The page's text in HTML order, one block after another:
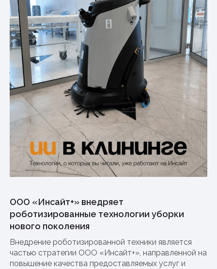
ООО «Инсайт+» внедряет
роботизированные технологии уборки
нового поколения
Внедрение роботизированной техники является
частью стратегии ООО «Инсайт+», направленной на
повышение качества предоставляемых услуг и